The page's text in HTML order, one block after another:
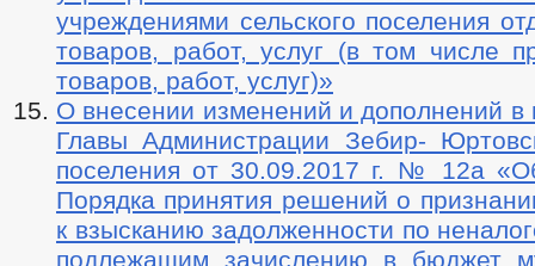
учреждениями сельского поселения
товаров, работ, услуг (в том числе
товаров, работ, услуг)»
О внесении изменений и дополнений в
Главы Администрации Зебир-
поселения от 30.09.2017 г. № 12а
Порядка принятия решений о
к взысканию задолженности по
подлежащим зачислению в бюджет